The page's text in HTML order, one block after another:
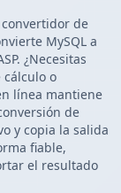
convertidor de
MySQL a
¿Necesitas
cálculo o
línea mantiene
de
y copia la salida
fiable,
el resultado